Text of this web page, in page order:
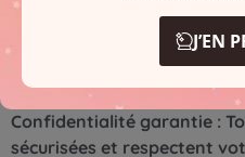
Authenticité et
pour son écoute attentive
délivrés avec sincérité et
Confidentialité garantie :
sécurisées et respectent
J’EN